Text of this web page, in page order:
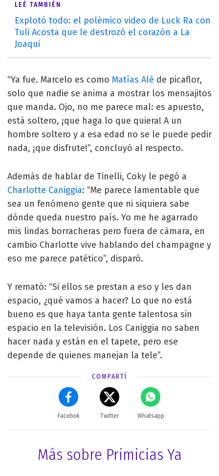
LEÉ TAMBIÉN
Explotó todo: el polémico video de Luck Ra con
Tuli Acosta que le destrozó el corazón a La
Joaqui
“Ya fue. Marcelo es como Matías Alé de picaflor,
solo que nadie se anima a mostrar los mensajitos
que manda. Ojo, no me parece mal: es apuesto,
está soltero, ¡que haga lo que quiera! A un
hombre soltero y a esa edad no se le puede pedir
nada, ¡que disfrute!”, concluyó al respecto.
Además de hablar de Tinelli, Coky le pegó a
Charlotte Caniggia: “Me parece lamentable que
sea un fenómeno gente que ni siquiera sabe
dónde queda nuestro país. Yo me he agarrado
mis lindas borracheras pero fuera de cámara, en
cambio Charlotte vive hablando del champagne y
eso me parece patético”, disparó.
Y remató: “Si ellos se prestan a eso y les dan
espacio, ¿qué vamos a hacer? Lo que no está
bueno es que haya tanta gente talentosa sin
espacio en la televisión. Los Caniggia no saben
hacer nada y están en el tapete, pero ese
depende de quienes manejan la tele”.
COMPARTÍ
Facebok Twitter Whatsapp
Más sobre Primicias Ya